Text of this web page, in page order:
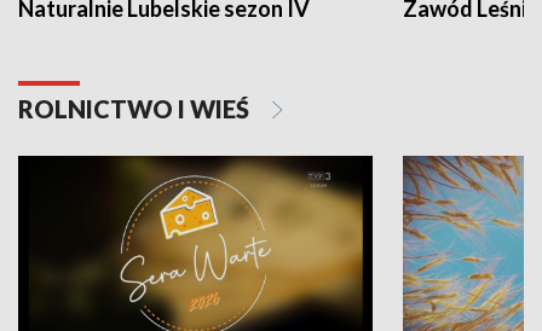
Naturalnie Lubelskie sezon IV Zawód Leśnik
ROLNICTWO I WIEŚ